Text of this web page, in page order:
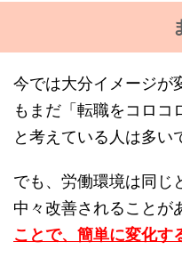
今では大分イメージが
もまだ「転職をコロコ
と考えている人は多い
でも、労働環境は同じ
中々改善されることが
ことで、簡単に変化す